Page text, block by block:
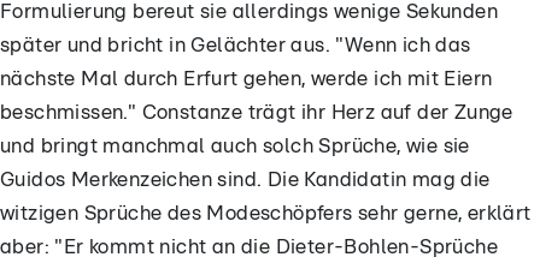
Formulierung bereut sie allerdings wenige Sekunden
später und bricht in Gelächter aus. "Wenn ich das
nächste Mal durch Erfurt gehen, werde ich mit Eiern
beschmissen." Constanze trägt ihr Herz auf der Zunge
und bringt manchmal auch solch Sprüche, wie sie
Guidos Merkenzeichen sind. Die Kandidatin mag die
witzigen Sprüche des Modeschöpfers sehr gerne, erklärt
aber: "Er kommt nicht an die Dieter-Bohlen-Sprüche